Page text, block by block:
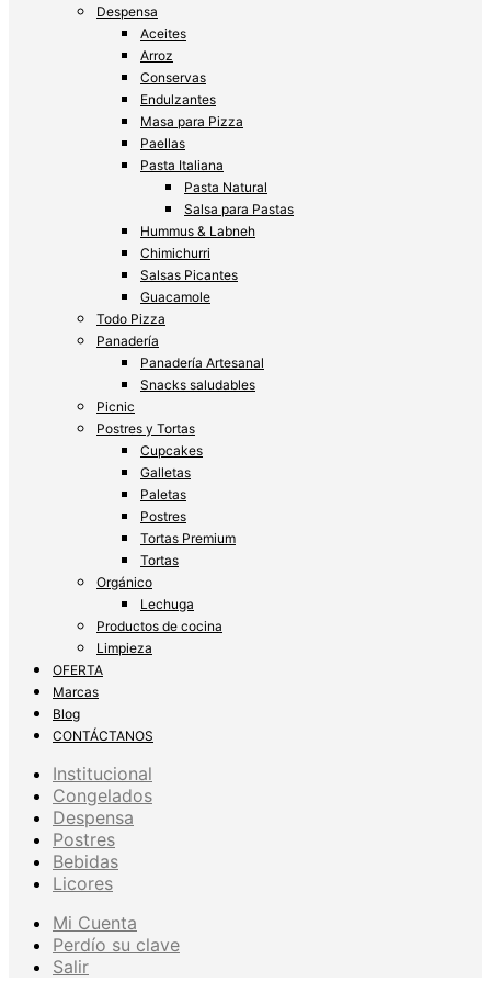
Despensa
Aceites
Arroz
Conservas
Endulzantes
Masa para Pizza
Paellas
Pasta Italiana
Pasta Natural
Salsa para Pastas
Hummus & Labneh
Chimichurri
Salsas Picantes
Guacamole
Todo Pizza
Panadería
Panadería Artesanal
Snacks saludables
Picnic
Postres y Tortas
Cupcakes
Galletas
Paletas
Postres
Tortas Premium
Tortas
Orgánico
Lechuga
Productos de cocina
Limpieza
OFERTA
Marcas
Blog
CONTÁCTANOS
Institucional
Congelados
Despensa
Postres
Bebidas
Licores
Mi Cuenta
Perdío su clave
Salir